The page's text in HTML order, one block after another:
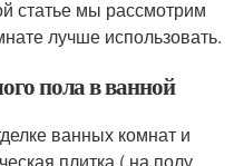
статье мы рассмотрим
лучше использовать.
пола в ванной
ванных комнат и